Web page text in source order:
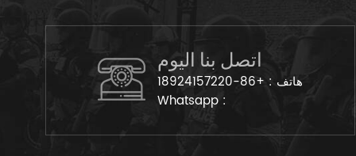
اتصل بنا اليوم
هاتف : +86-18924157220
Whatsapp :